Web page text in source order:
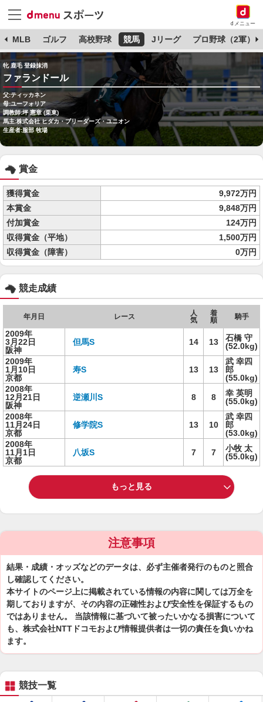
dメニュー
MLB ゴルフ 高校野球 競馬 Jリーグ プロ野球（2軍）
牝 鹿毛 登録抹消
ファランドール
父:ティッカネン
母:ユーフォリア
調教師:坪 憲章 (栗東)
馬主:株式会社 ヒダカ・ブリーダーズ・ユニオン
生産者:服部 牧場
賞金
獲得賞金
9,972万円
本賞金
9,848万円
付加賞金
124万円
収得賞金（平地）
1,500万円
収得賞金（障害）
0万円
競走成績
年月日 レース
人
気
着
順
騎手
2009年
3月22日
阪神
但馬S 14 13
石橋 守
(52.0kg)
2009年
1月10日
京都
寿S 13 13
武 幸四
郎
(55.0kg)
2008年
12月21日
阪神
逆瀬川S 8 8
幸 英明
(55.0kg)
2008年
11月24日
京都
修学院S 13 10
武 幸四
郎
(53.0kg)
2008年
11月1日
京都
八坂S 7 7
小牧 太
(55.0kg)
もっと見る
注意事項
結果・成績・オッズなどのデータは、必ず主催者発行のものと照合
し確認してください。
本サイトのページ上に掲載されている情報の内容に関しては万全を
期しておりますが、その内容の正確性および安全性を保証するもの
ではありません。 当該情報に基づいて被ったいかなる損害について
も、株式会社NTTドコモおよび情報提供者は一切の責任を負いかね
ます。
競技一覧